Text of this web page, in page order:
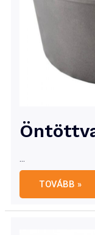
…
Öntöttvas
bogrács
13
TOVÁBB »